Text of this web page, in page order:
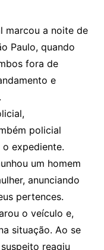
marcou a noite de
Paulo, quando
fora de
e
policial
expediente.
um homem
anunciando
pertences.
o veículo e,
situação. Ao se
reagiu